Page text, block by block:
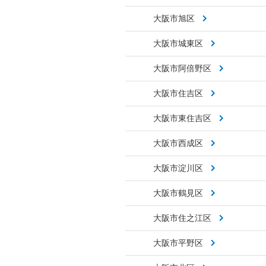
大阪市旭区
大阪市城東区
大阪市阿倍野区
大阪市住吉区
大阪市東住吉区
大阪市西成区
大阪市淀川区
大阪市鶴見区
大阪市住之江区
大阪市平野区